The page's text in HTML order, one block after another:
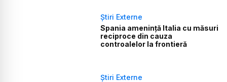
Știri Externe
Spania amenință Italia cu măsuri
reciproce din cauza
controalelor la frontieră
Știri Externe